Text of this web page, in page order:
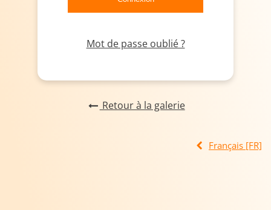
Mot de passe oublié ?
Retour à la galerie
Français [FR]